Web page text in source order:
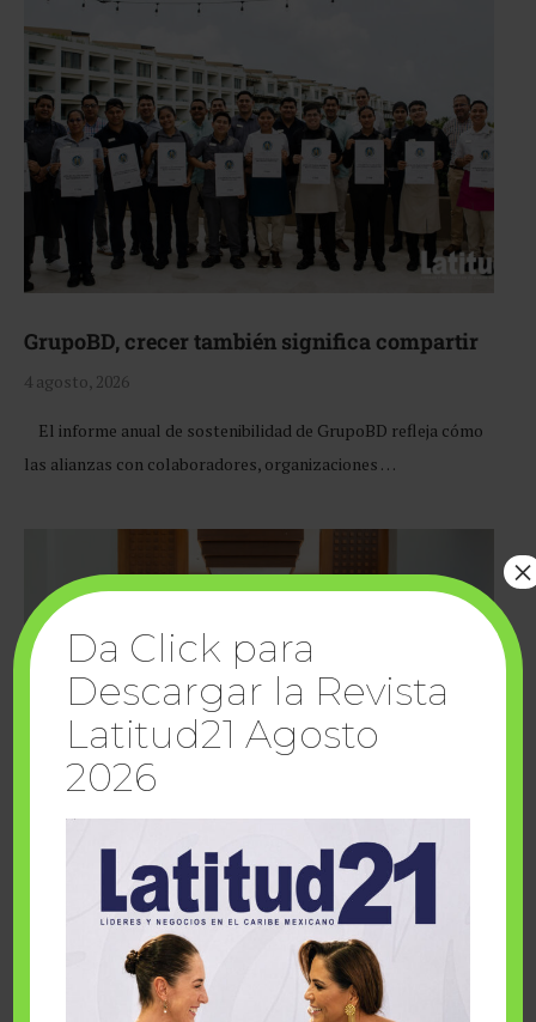
GrupoBD, crecer también significa compartir
4 agosto, 2026
El informe anual de sostenibilidad de GrupoBD refleja cómo
las alianzas con colaboradores, organizaciones …
Cuando la solidaridad inspira; cumplen
sueños Fairmont Mayakoba y Make-A-Wish
Da Click para
Descargar la Revista
Latitud21 Agosto
2026
×